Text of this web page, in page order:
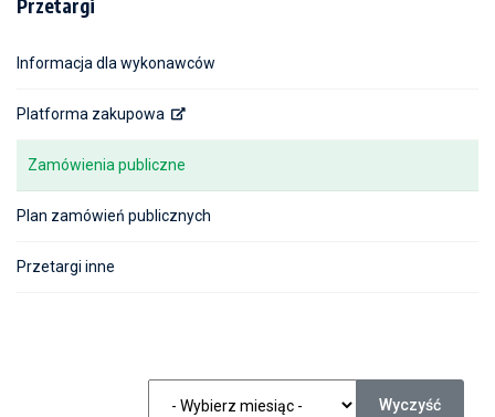
Przetargi
Informacja dla wykonawców
Platforma zakupowa
Zamówienia publiczne
Plan zamówień publicznych
Przetargi inne
Wyczyść